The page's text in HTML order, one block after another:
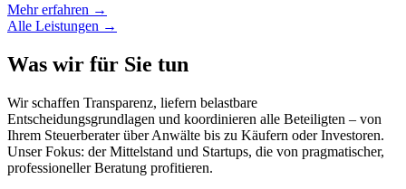
Mehr erfahren →
Alle Leistungen →
Was wir für Sie tun
Wir schaffen Transparenz, liefern belastbare
Entscheidungsgrundlagen und koordinieren alle Beteiligten – von
Ihrem Steuerberater über Anwälte bis zu Käufern oder Investoren.
Unser Fokus: der Mittelstand und Startups, die von pragmatischer,
professioneller Beratung profitieren.